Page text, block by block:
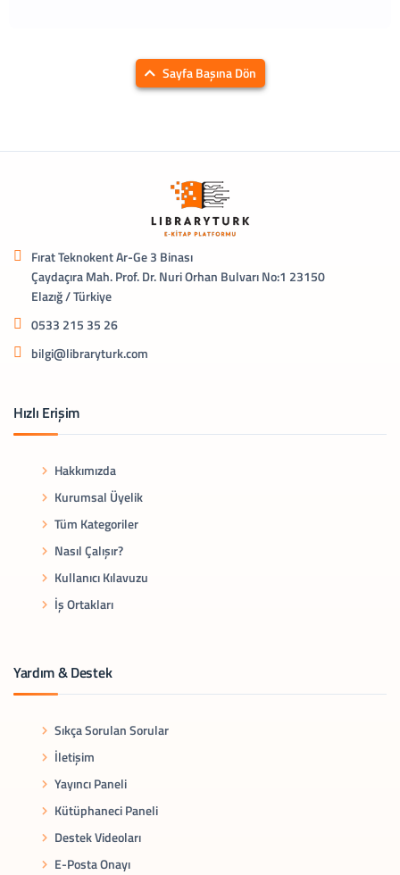
Sayfa Başına Dön
Fırat Teknokent Ar-Ge 3 Binası
Çaydaçıra Mah. Prof. Dr. Nuri Orhan Bulvarı No:1 23150
Elazığ / Türkiye
0533 215 35 26
bilgi@libraryturk.com
Hızlı Erişim
Hakkımızda
Kurumsal Üyelik
Tüm Kategoriler
Nasıl Çalışır?
Kullanıcı Kılavuzu
İş Ortakları
Yardım & Destek
Sıkça Sorulan Sorular
İletişim
Yayıncı Paneli
Kütüphaneci Paneli
Destek Videoları
E-Posta Onayı